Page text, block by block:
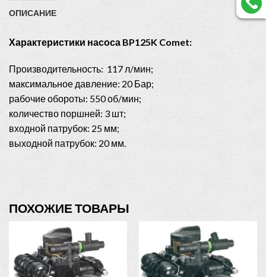
ОПИСАНИЕ
Характеристики насоса BP125K Comet:
Производительность: 117 л/мин;
максимальное давление: 20 Бар;
рабочие обороты: 550 об/мин;
количество поршней: 3 шт;
входной патрубок: 25 мм;
выходной патрубок: 20 мм.
ПОХОЖИЕ ТОВАРЫ